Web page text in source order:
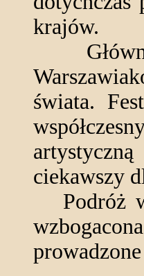
krajów.
świata.
ciekawszy
Podróż w